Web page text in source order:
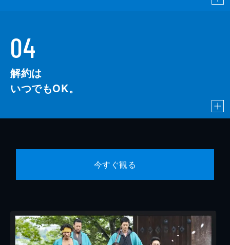
04
解約は
いつでもOK。
今すぐ観る